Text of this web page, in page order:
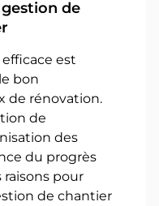
de
est
bon
de rénovation.
de
des
du progrès
pour
de chantier